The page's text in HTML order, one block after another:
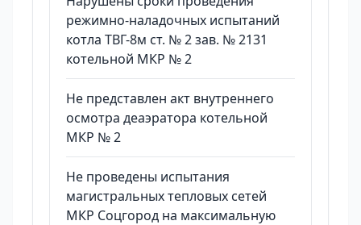
режимно-наладочных испытаний
котла ТВГ-8м ст. № 2 зав. № 2131
котельной МКР № 2
Не представлен акт внутреннего
осмотра деаэратора котельной
МКР № 2
Не проведены испытания
магистральных тепловых сетей
МКР Соцгород на максимальную